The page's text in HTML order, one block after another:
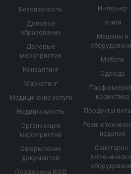
Безопасность
Деловое
образование
Деловые
мероприятия
Консалтинг
Маркетинг
Медицинские услуги
Недвижимость
Организация
мероприятий
Оформление
документов
Поддержка ВЭД
Интерьер
Книги
Машины и
Мебель
Одежда
косметика
Продукты
изделия
Санитарно-